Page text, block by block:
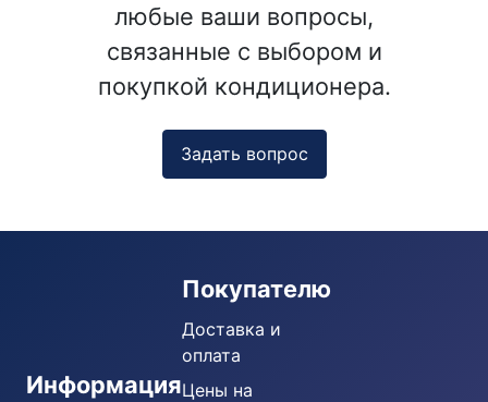
любые ваши вопросы,
связанные с выбором и
покупкой кондиционера.
Задать вопрос
Информация
Покупателю
Доставка и
оплата
Цены на